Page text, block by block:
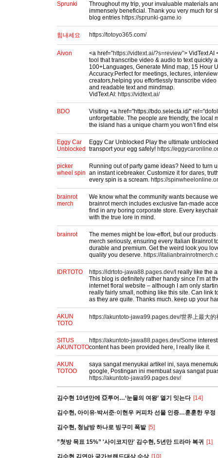
Sprunki
Throughout my trip, your invaluable materials
immensely beneficial. Thank you very much for
blog entries https://sprunki-game.io
힘내세요 https://totoyo365.com/
Aivon <a href=”https://vidtext.ai/?s=review”> VidText AI
tool that transcribe video & audio to text quickly
100+Languages, Generate Mind map, 15 Hour
Accuracy.Perfect for meetings, lectures,
creators,helping you effortlessly transcribe
and readable text and mindmap.
VidText AI: https://vidtext.ai/
BDO
Visiting <a href="https://bdo.selecta.id/"
unforgettable. The people are friendly, the local
the island has a unique charm you won’t find
Eggy Car
Unblocked
Eggy Car Unblocked Play the ultimate
transport your egg safely! https://
picker
wheel spin
Running out of party game ideas? Need to turn
an instant icebreaker. Customize it for dares,
every spin is a scream. https://
brainrot
merch
We know what the community wants because
brainrot merch includes exclusive fan-made
find in any boring corporate store. Every
with the true lore in mind.
brainrot
The memes might be low-effort, but our products
merch seriously, ensuring every Italian Brainrot
durable and premium. Get the weird look you
quality you deserve. https://
IDRTOTO https://idrtoto-jawa88.pages.dev/I really like the
This blog is definitely rather handy since I’m at
internet floral website – although I am only
really fairly small, nothing like this site. Can link
as they are quite. Thanks much. keep up your
AKUN
TOTO
https://akuntoto-jawa99.pages.dev/世界上最大的
SITUS
AKUNTOTO
https://akuntoto-jawa88.pages.dev/Some
content has been provided here, I really like it.
AKUN
TOTOO
saya sangat menyukai artikel ini, saya
google, Postingan ini membuat saya sangat
https://akuntoto-jawa99.pages.dev/
김수현 10년만에 亞투어…‘눈물의 여왕’ 열기 잇는다 [14]
김수현, 아이유·박서준·이현우 커피차 선물 인증…훈훈한 우정
김수현, 청남방 하나로 빙구미 폭발 [5]
”첫방 목표 15%” '사이코지만' 김수현, 5년만 드라마 복귀 [1]
김수현 김연아 국가브랜드대상 수상 [10]